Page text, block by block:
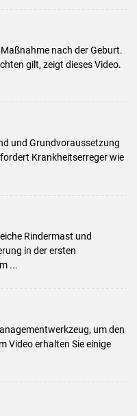
nach der Geburt.
gilt, zeigt dieses Video.
und Grundvoraussetzung
Krankheitserreger wie
Rindermast und
in der ersten
...
um den
Video erhalten Sie einige